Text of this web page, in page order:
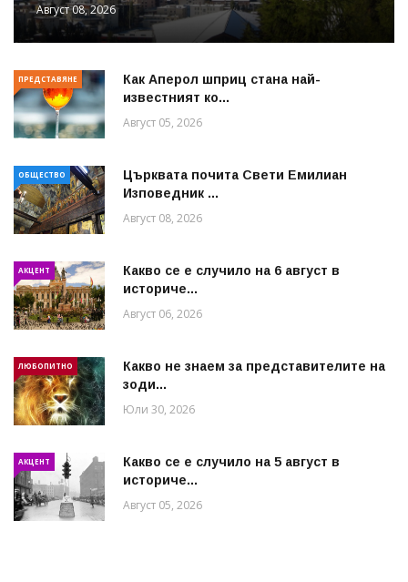
Август 08, 2026
ПРЕДСТАВЯНЕ
Как Аперол шприц стана най-
известният ко...
Август 05, 2026
ОБЩЕСТВО
Църквата почита Свeти Емилиан
Изповедник ...
Август 08, 2026
АКЦЕНТ
Какво се е случило на 6 август в
историче...
Август 06, 2026
ЛЮБОПИТНО
Какво не знаем за представителите на
зоди...
Юли 30, 2026
АКЦЕНТ
Какво се е случило на 5 август в
историче...
Август 05, 2026